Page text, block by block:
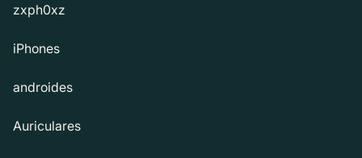
zxph0xz
iPhones
androides
Auriculares